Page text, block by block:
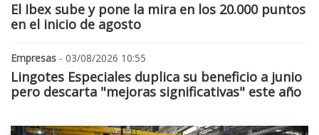
El Ibex sube y pone la mira en los 20.000 puntos
en el inicio de agosto
Empresas - 03/08/2026 10:55
Lingotes Especiales duplica su beneficio a junio
pero descarta "mejoras significativas" este año